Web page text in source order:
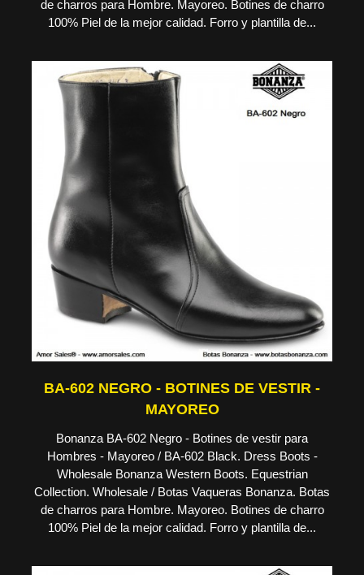
de charros para Hombre. Mayoreo. Botines de charro
100% Piel de la mejor calidad. Forro y plantilla de...
BA-602 NEGRO - BOTINES DE VESTIR -
MAYOREO
Bonanza BA-602 Negro - Botines de vestir para
Hombres - Mayoreo / BA-602 Black. Dress Boots -
Wholesale Bonanza Western Boots. Equestrian
Collection. Wholesale / Botas Vaqueras Bonanza. Botas
de charros para Hombre. Mayoreo. Botines de charro
100% Piel de la mejor calidad. Forro y plantilla de...